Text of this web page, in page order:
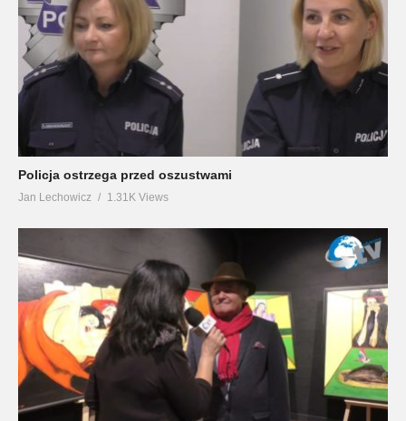
Policja ostrzega przed oszustwami
Jan Lechowicz 1.31K Views